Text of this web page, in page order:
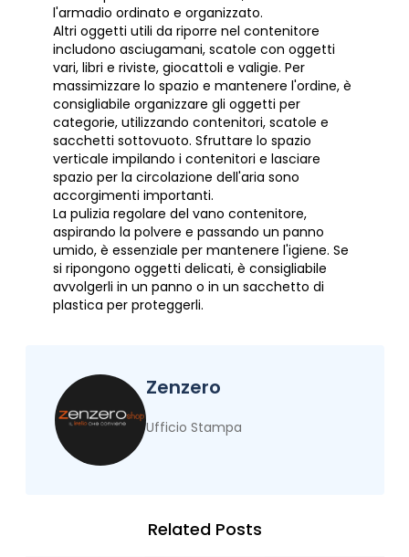
l'armadio ordinato e organizzato.
Altri oggetti utili da riporre nel contenitore
includono asciugamani, scatole con oggetti
vari, libri e riviste, giocattoli e valigie. Per
massimizzare lo spazio e mantenere l'ordine, è
consigliabile organizzare gli oggetti per
categorie, utilizzando contenitori, scatole e
sacchetti sottovuoto. Sfruttare lo spazio
verticale impilando i contenitori e lasciare
spazio per la circolazione dell'aria sono
accorgimenti importanti.
La pulizia regolare del vano contenitore,
aspirando la polvere e passando un panno
umido, è essenziale per mantenere l'igiene. Se
si ripongono oggetti delicati, è consigliabile
avvolgerli in un panno o in un sacchetto di
plastica per proteggerli.
Zenzero
Ufficio Stampa
Related Posts